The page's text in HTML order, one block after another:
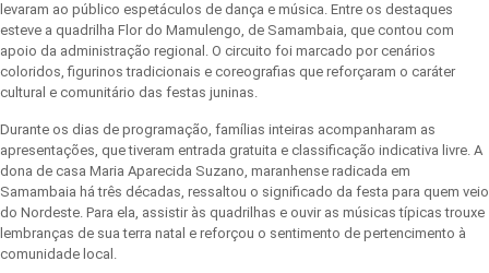
levaram ao público espetáculos de dança e música. Entre os destaques
esteve a quadrilha Flor do Mamulengo, de Samambaia, que contou com
apoio da administração regional. O circuito foi marcado por cenários
coloridos, figurinos tradicionais e coreografias que reforçaram o caráter
cultural e comunitário das festas juninas.
Durante os dias de programação, famílias inteiras acompanharam as
apresentações, que tiveram entrada gratuita e classificação indicativa livre. A
dona de casa Maria Aparecida Suzano, maranhense radicada em
Samambaia há três décadas, ressaltou o significado da festa para quem veio
do Nordeste. Para ela, assistir às quadrilhas e ouvir as músicas típicas trouxe
lembranças de sua terra natal e reforçou o sentimento de pertencimento à
comunidade local.